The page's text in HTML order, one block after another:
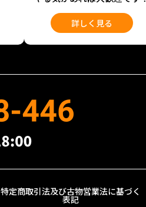
詳しく見る
特定商取引法及び古物営業法に基づく
表記